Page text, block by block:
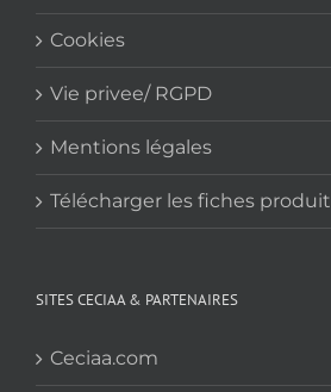
Cookies
Vie privee/ RGPD
Mentions légales
Télécharger les fiches produit
SITES CECIAA & PARTENAIRES
Ceciaa.com